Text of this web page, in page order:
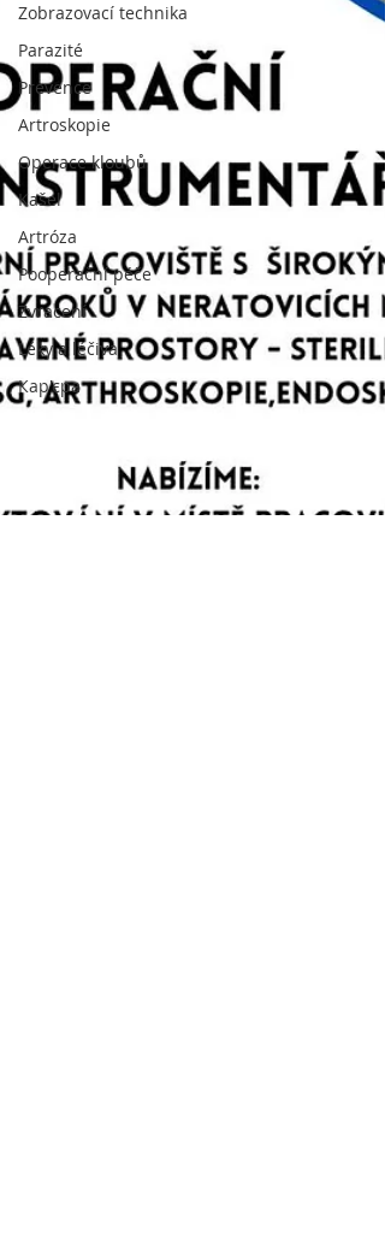
Zobrazovací technika
Parazité
Prevence
Artroskopie
Operace kloubů
Kašel
Artróza
Pooperační péče
Zvracení
Léky a léčiva
Кар'єра